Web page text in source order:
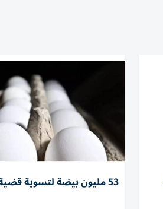
53 مليون بيضة لتسوية قضية في أمريكا